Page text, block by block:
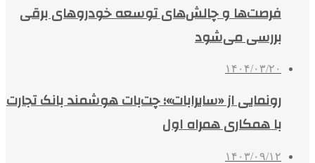
فرصت‌ها و چالش‌های توسعه خودروهای برقی
بررسی می‌شود
۱۴۰۴/۰۳/۲۰
رونمایی از «سایرابات»؛ چت‌بات هوشمند بانک تجارت
با همکاری همراه اول
۱۴۰۳/۰۹/۱۲